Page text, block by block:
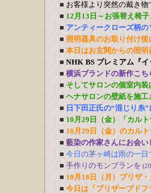
■ お客様より突然の戴き
■ 12月13日～お張替え椅
■ アンティークローズ柄
■ 照明器具のお取り付け後
■ 本日はお玄関からの照明
■ NHK BS プレミアム『
■ 横浜ブランドの新作こ
■ そしてサロンの個室内
■ ヘナサロンの壁紙を施工
■ 日下田正氏の“混じり糸
■ 10月29日（金）「カル
■ 10月29日（金）のカル
■ 藍染の作家さんにお会い
■ 今日の茅ヶ崎は雨の一日
■ 手作りのモンブランを
■ 10月18日（月）プリザ
■ 今日は「プリザーブド